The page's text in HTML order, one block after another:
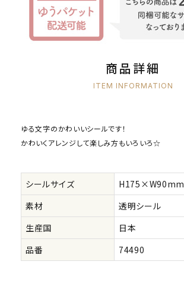
デコ部 公式
商品詳細
ITEM INFORMATION
ゆる文字のかわいいシールです！
かわいくアレンジして楽しみ方もいろいろ☆
シールサイズ
H175×W90mm
素材
透明シール
生産国
日本
品番
74490